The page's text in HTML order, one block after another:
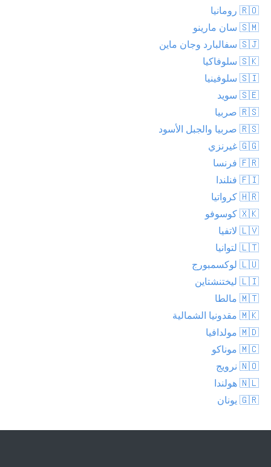
🇷🇴 رومانيا
🇸🇲 سان مارينو
🇸🇯 سفالبارد وجان ماين
🇸🇰 سلوفاكيا
🇸🇮 سلوفينيا
🇸🇪 سويد
🇷🇸 صربيا
🇷🇸 صربيا والجبل الأسود
🇬🇬 غيرنزي
🇫🇷 فرنسا
🇫🇮 فنلندا
🇭🇷 كرواتيا
🇽🇰 كوسوفو
🇱🇻 لاتفيا
🇱🇹 لتوانيا
🇱🇺 لوكسمبورج
🇱🇮 ليختنشتاين
🇲🇹 مالطا
🇲🇰 مقدونيا الشمالية
🇲🇩 مولدافيا
🇲🇨 موناكو
🇳🇴 نرويج
🇳🇱 هولندا
🇬🇷 يونان